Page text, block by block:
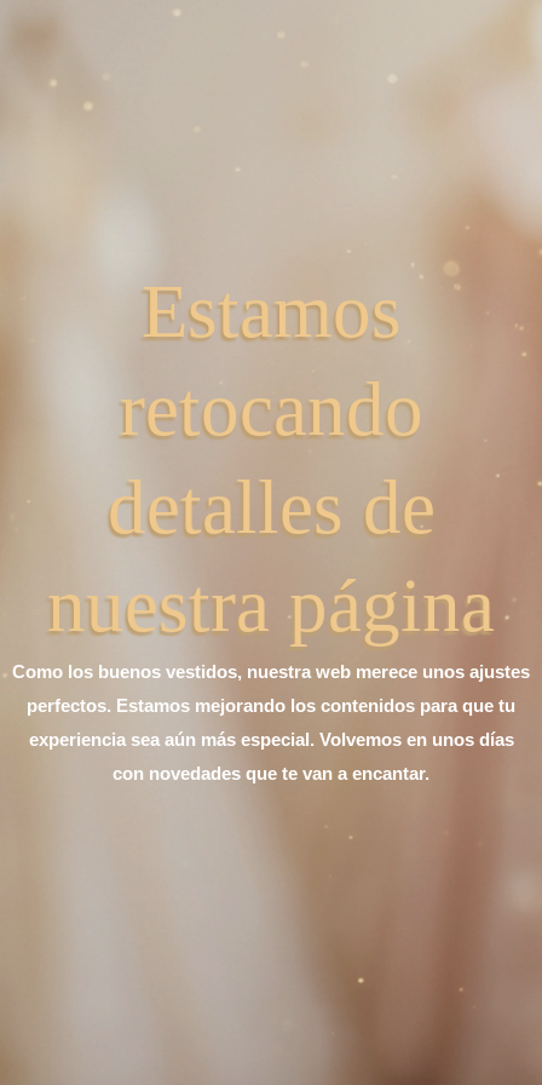
Estamos
retocando
detalles de
nuestra página
Como los buenos vestidos, nuestra web merece unos ajustes
perfectos. Estamos mejorando los contenidos para que tu
experiencia sea aún más especial. Volvemos en unos días
con novedades que te van a encantar.